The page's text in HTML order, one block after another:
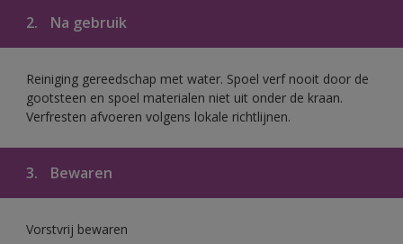
2. Na gebruik
Reiniging gereedschap met water. Spoel verf nooit door de
gootsteen en spoel materialen niet uit onder de kraan.
Verfresten afvoeren volgens lokale richtlijnen.
3. Bewaren
Vorstvrij bewaren